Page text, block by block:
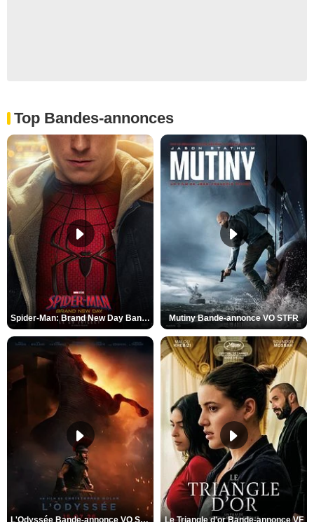
Top Bandes-annonces
Spider-Man: Brand New Day Bande-annonce VO STFR Mutiny Bande-annonce VO STFR
L'Odyssée Bande-annonce VO STFR Le Triangle d'or Bande-annonce VF